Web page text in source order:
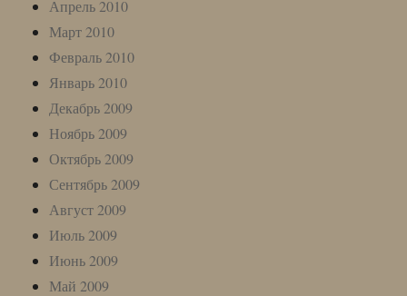
Апрель 2010
Март 2010
Февраль 2010
Январь 2010
Декабрь 2009
Ноябрь 2009
Октябрь 2009
Сентябрь 2009
Август 2009
Июль 2009
Июнь 2009
Май 2009